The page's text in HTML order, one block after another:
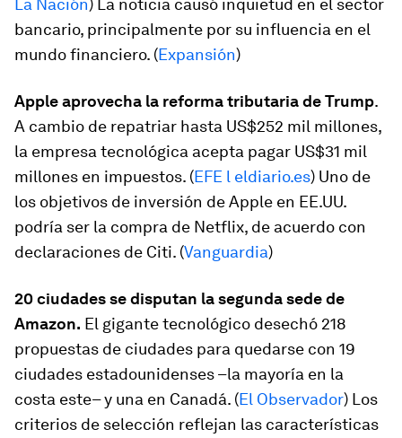
La Nación) La noticia causó inquietud en el sector
bancario, principalmente por su influencia en el
mundo financiero. (Expansión)
Apple aprovecha la reforma tributaria de Trump.
A cambio de repatriar hasta US$252 mil millones,
la empresa tecnológica acepta pagar US$31 mil
millones en impuestos. (EFE l eldiario.es) Uno de
los objetivos de inversión de Apple en EE.UU.
podría ser la compra de Netflix, de acuerdo con
declaraciones de Citi. (Vanguardia)
20 ciudades se disputan la segunda sede de
Amazon. El gigante tecnológico desechó 218
propuestas de ciudades para quedarse con 19
ciudades estadounidenses –la mayoría en la
costa este– y una en Canadá. (El Observador) Los
criterios de selección reflejan las características